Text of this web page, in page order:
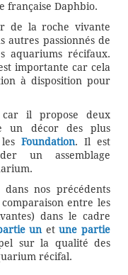
française Daphbio.
de la roche vivante
autres passionnés de
aquariums récifaux.
importante car cela
à disposition pour
il propose deux
un décor des plus
Foundation. Il est
un assemblage
nos précédents
entre les
dans le cadre
unetune partie
sur la qualité des
récifal.